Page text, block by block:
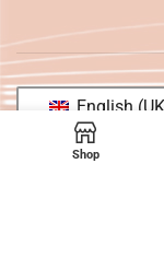
English
Shop